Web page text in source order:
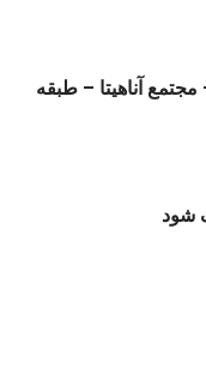
آناهیتا – طبقه
شود